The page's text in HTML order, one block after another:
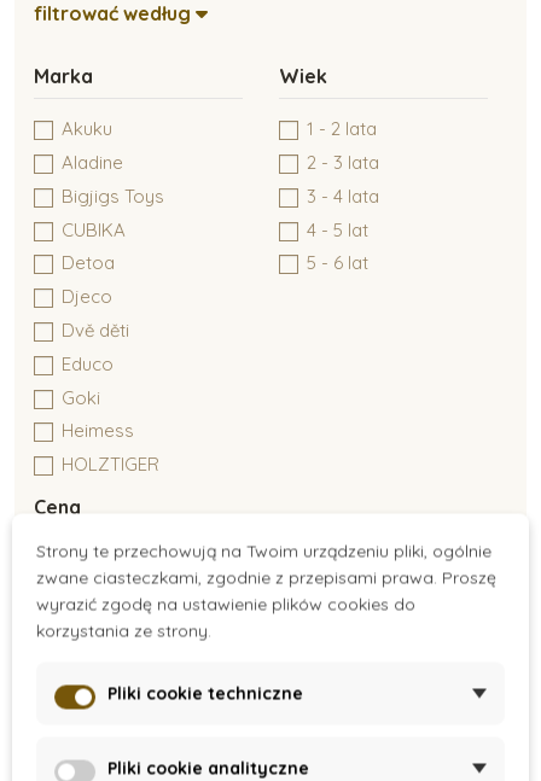
Zabawki dla niemowlaków
filtrować według
Marka
Akuku
Aladine
Bigjigs Toys
CUBIKA
Detoa
Djeco
Dvě děti
Educo
Goki
Heimess
HOLZTIGER
Janod
Lucy & Leo
MontessoriHracky.cz
Moyo Montessori
NoulyToys
Oxybul
Wiek
1 - 2 lata
2 - 3 lata
3 - 4 lata
4 - 5 lat
5 - 6 lat
Cena
148 zł - 527 zł
Strony te przechowują na Twoim urządzeniu pliki, ogólnie
zwane ciasteczkami, zgodnie z przepisami prawa. Proszę
wyrazić zgodę na ustawienie plików cookies do
korzystania ze strony.
Pliki cookie techniczne
Pliki cookie analityczne